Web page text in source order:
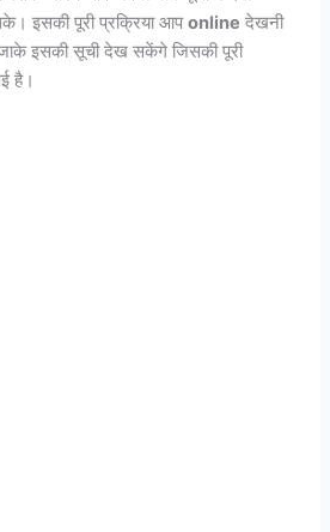
इसकी पूरी प्रक्रिया आपonline देखनी
इसकी सूची देख सकेंगे जिसकी पूरी
है।